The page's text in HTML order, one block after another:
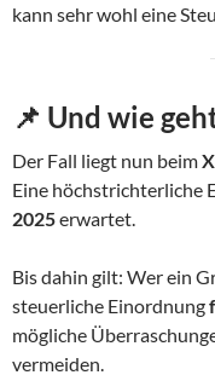
kann sehr wohl eine
📌 Und wie
Der Fall liegt nun beim
Eine höchstrichterliche
2025erwartet.
Bis dahin gilt: Wer ein
steuerliche Einordnung
mögliche
vermeiden.